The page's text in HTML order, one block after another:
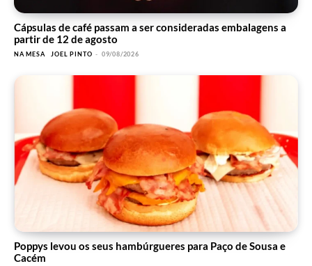
Cápsulas de café passam a ser consideradas embalagens a
partir de 12 de agosto
NA MESA JOEL PINTO - 09/08/2026
Poppys levou os seus hambúrgueres para Paço de Sousa e
Cacém